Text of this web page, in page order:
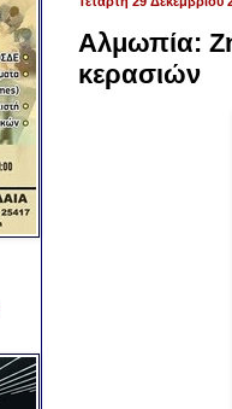
Αλμωπία:
κερασιών